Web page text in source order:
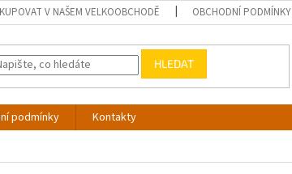
V NAŠEM VELKOOBCHODĚ OBCHODNÍ PODMÍNKY
HLEDAT
podmínky
Kontakty